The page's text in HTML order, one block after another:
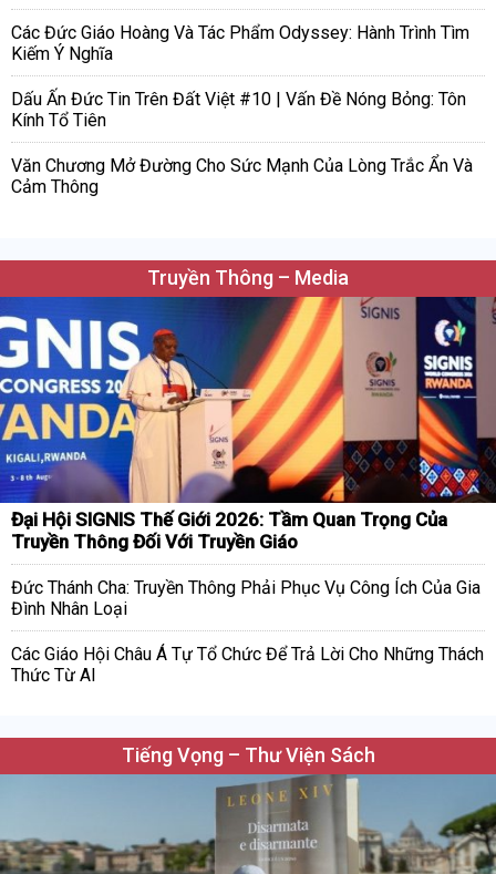
Các Đức Giáo Hoàng Và Tác Phẩm Odyssey: Hành Trình Tìm
Kiếm Ý Nghĩa
Dấu Ấn Đức Tin Trên Đất Việt #10 | Vấn Đề Nóng Bỏng: Tôn
Kính Tổ Tiên
Văn Chương Mở Đường Cho Sức Mạnh Của Lòng Trắc Ẩn Và
Cảm Thông
Truyền Thông – Media
Đại Hội SIGNIS Thế Giới 2026: Tầm Quan Trọng Của
Truyền Thông Đối Với Truyền Giáo
Đức Thánh Cha: Truyền Thông Phải Phục Vụ Công Ích Của Gia
Đình Nhân Loại
Các Giáo Hội Châu Á Tự Tổ Chức Để Trả Lời Cho Những Thách
Thức Từ AI
Tiếng Vọng – Thư Viện Sách